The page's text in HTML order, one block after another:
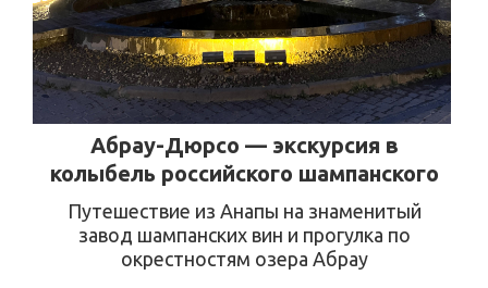
Абрау-Дюрсо — экскурсия в
колыбель российского шампанского
Путешествие из Анапы на знаменитый
завод шампанских вин и прогулка по
окрестностям озера Абрау